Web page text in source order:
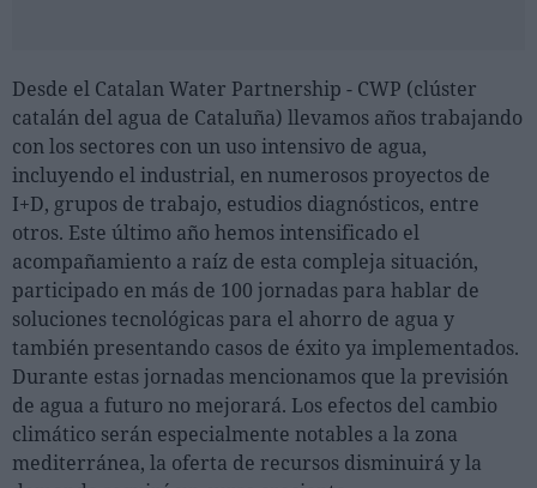
Desde el Catalan Water Partnership - CWP (clúster
catalán del agua de Cataluña) llevamos años trabajando
con los sectores con un uso intensivo de agua,
incluyendo el industrial, en numerosos proyectos de
I+D, grupos de trabajo, estudios diagnósticos, entre
otros. Este último año hemos intensificado el
acompañamiento a raíz de esta compleja situación,
participado en más de 100 jornadas para hablar de
soluciones tecnológicas para el ahorro de agua y
también presentando casos de éxito ya implementados.
Durante estas jornadas mencionamos que la previsión
de agua a futuro no mejorará. Los efectos del cambio
climático serán especialmente notables a la zona
mediterránea, la oferta de recursos disminuirá y la